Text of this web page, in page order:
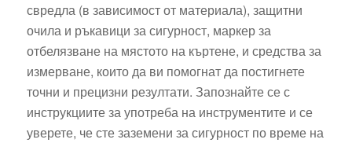
свредла (в зависимост от материала), защитни
очила и ръкавици за сигурност, маркер за
отбелязване на мястото на къртене, и средства за
измерване, които да ви помогнат да постигнете
точни и прецизни резултати. Запознайте се с
инструкциите за употреба на инструментите и се
уверете, че сте заземени за сигурност по време на